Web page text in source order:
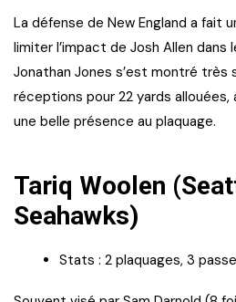
La défense de New England a fait
limiter l’impact de Josh Allen dans
Jonathan Jones s’est montré très
réceptions pour 22 yards
une belle présence au plaquage.
Tariq Woolen
Seahawks)
Stats : 2 plaquages, 3